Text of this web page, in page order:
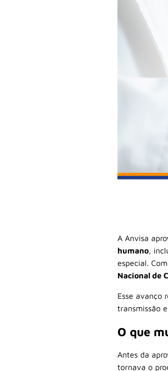
A Anvisa
humano,
especial.
Nacional de
Esse avanço
transmissão
O que
Antes da
tornava o